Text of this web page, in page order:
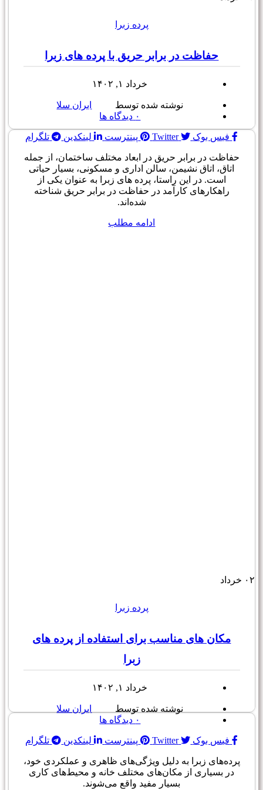
پرده زبرا
حفاظت در برابر حریق با پرده های زبرا
خرداد ۱, ۱۴۰۲
نوشته شده توسط
ایران سلا
۰ دیدگاه ها
فیس بوک Twitter پینترست لینکدین تلگرام
حفاظت در برابر حریق در ابعاد مختلف ساختمان، از جمله
اتاق، اتاق نشیمن، سالن اداری و مسکونی، بسیار حیاتی
است. در این راستا، پرده های زبرا به عنوان یکی از
راهکارهای کارآمد در حفاظت در برابر حریق شناخته
شده‌اند.
ادامه مطلب
۰۲ خرداد
پرده زبرا
مکان های مناسب برای استفاده از پرده های
زبرا
خرداد ۱, ۱۴۰۲
نوشته شده توسط
ایران سلا
۰ دیدگاه ها
فیس بوک Twitter پینترست لینکدین تلگرام
پرده‌های زبرا به دلیل ویژگی‌های ظاهری و عملکردی خود،
در بسیاری از مکان‌های مختلف خانه و محیط‌های کاری
بسیار مفید واقع می‌شوند.